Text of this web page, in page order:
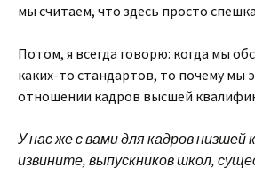
мы считаем, что здесь просто
Потом, я всегда говорю: когда мы
каких-то стандартов, то почему мы
отношении кадров высшей
У нас же с вами для кадров низшей
извините, выпускников школ,